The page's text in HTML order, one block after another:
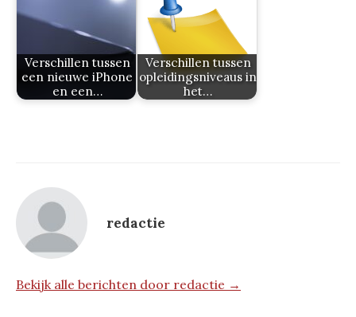
Verschillen tussen
een nieuwe iPhone
en een…
Verschillen tussen
opleidingsniveaus in
het…
redactie
Bekijk alle berichten door redactie →